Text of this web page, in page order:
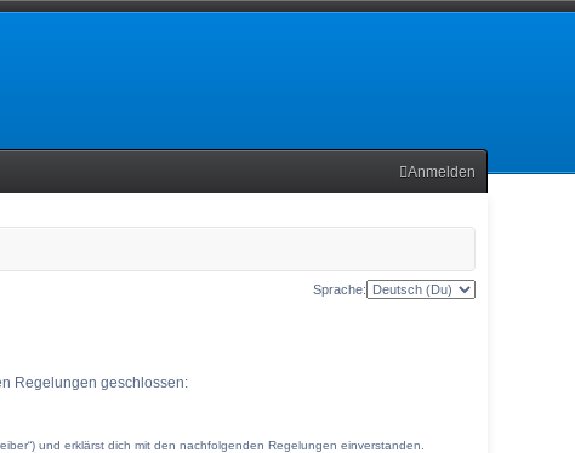
Anmelden
Sprache:
Regelungen geschlossen:
und erklärst dich mit den nachfolgenden Regelungen einverstanden.